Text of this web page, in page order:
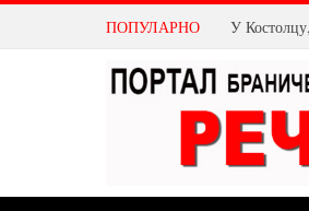
ПОПУЛАРНО